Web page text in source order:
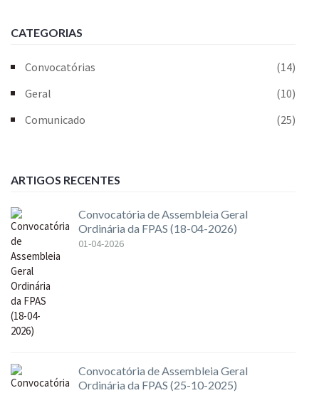
CATEGORIAS
Convocatórias
(14)
Geral
(10)
Comunicado
(25)
ARTIGOS RECENTES
Convocatória de Assembleia Geral
Ordinária da FPAS (18-04-2026)
01-04-2026
Convocatória de Assembleia Geral
Ordinária da FPAS (25-10-2025)